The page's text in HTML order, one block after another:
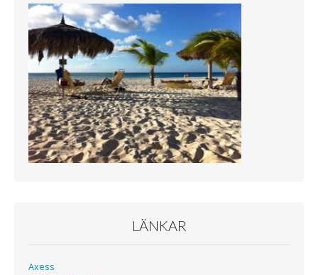
b
o
o
k
t
e
r
LÄNKAR
Axess